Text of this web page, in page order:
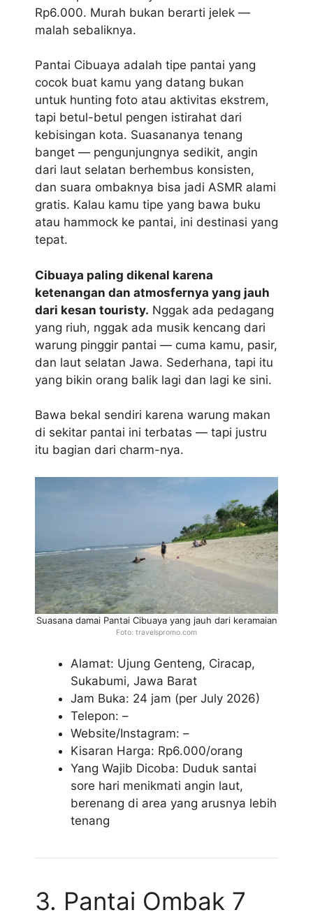
Rp6.000. Murah bukan berarti jelek —
malah sebaliknya.
Pantai Cibuaya adalah tipe pantai yang
cocok buat kamu yang datang bukan
untuk hunting foto atau aktivitas ekstrem,
tapi betul-betul pengen istirahat dari
kebisingan kota. Suasananya tenang
banget — pengunjungnya sedikit, angin
dari laut selatan berhembus konsisten,
dan suara ombaknya bisa jadi ASMR alami
gratis. Kalau kamu tipe yang bawa buku
atau hammock ke pantai, ini destinasi yang
tepat.
Cibuaya paling dikenal karena
ketenangan dan atmosfernya yang jauh
dari kesan touristy. Nggak ada pedagang
yang riuh, nggak ada musik kencang dari
warung pinggir pantai — cuma kamu, pasir,
dan laut selatan Jawa. Sederhana, tapi itu
yang bikin orang balik lagi dan lagi ke sini.
Bawa bekal sendiri karena warung makan
di sekitar pantai ini terbatas — tapi justru
itu bagian dari charm-nya.
Suasana damai Pantai Cibuaya yang jauh dari keramaian
Foto: travelspromo.com
Alamat: Ujung Genteng, Ciracap,
Sukabumi, Jawa Barat
Jam Buka: 24 jam (per July 2026)
Telepon: –
Website/Instagram: –
Kisaran Harga: Rp6.000/orang
Yang Wajib Dicoba: Duduk santai
sore hari menikmati angin laut,
berenang di area yang arusnya lebih
tenang
3. Pantai Ombak 7